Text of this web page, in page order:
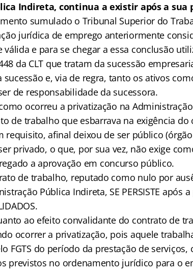
Indireta, continua a existir após a sua
sumulado o Tribunal Superior do
jurídica de emprego anteriormente
e para se chegar a essa conclusão
da CLT que tratam da sucessão
sucessão e, via de regra, tanto os ativos
de responsabilidade da sucessora.
ocorreu a privatização na
de trabalho que esbarrava na exigência
requisito, afinal deixou de ser público
privado, o que, por sua vez, não exige
a aprovação em concurso público.
de trabalho, reputado como nulo por
Pública Indireta, SE PERSISTE após
ao efeito convalidante do contrato de
ocorrer a privatização, pois aquele
FGTS do período da prestação de serviços,
previstos no ordenamento jurídico para o